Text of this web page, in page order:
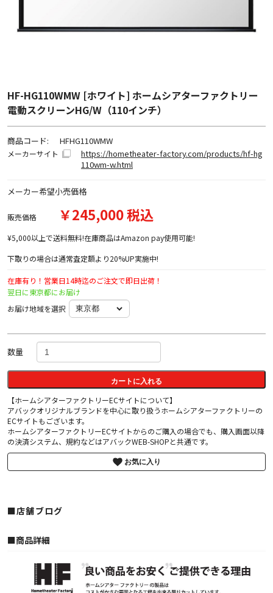
HF-HG110WMW [ホワイト] ホームシアターファクトリー
電動スクリーンHG/W（110インチ）
商品コード: HFHG110WMW
メーカーサイト
https://hometheater-factory.com/products/hf-hg
110wm-w.html
メーカー希望小売価格
販売価格 ￥245,000 税込
¥5,000以上で送料無料!在庫商品はAmazon pay使用可能!
下取りの場合は通常査定額より20%UP実施中!
在庫有り！営業日14時迄のご注文で即日出荷！
翌日に東京都にお届け
お届け地域を選択
数量
カートに入れる
【ホームシアターファクトリーECサイトについて】
アバックオリジナルブランドを中心に取り扱うホームシアターファクトリーの
ECサイトもございます。
ホームシアターファクトリーECサイトからのご購入の場合でも、購入画面以降
の決済システム、規約などはアバックWEB-SHOPと共通です。
お気に入り
■店舗ブログ
■︎商品詳細